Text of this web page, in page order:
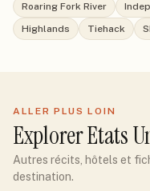
Roaring Fork River
Highlands
Tiehack
ALLER PLUS LOIN
ExplorerEtats
Autres récits, hôtels et
destination.